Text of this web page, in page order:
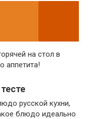
на стол в
аппетита!
русской кухни,
блюдо идеально